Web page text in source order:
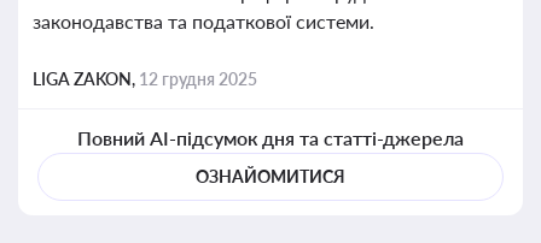
законодавства та податкової системи.
LIGA ZAKON, 12 грудня 2025
Повний AI-підсумок дня та статті-джерела
ОЗНАЙОМИТИСЯ